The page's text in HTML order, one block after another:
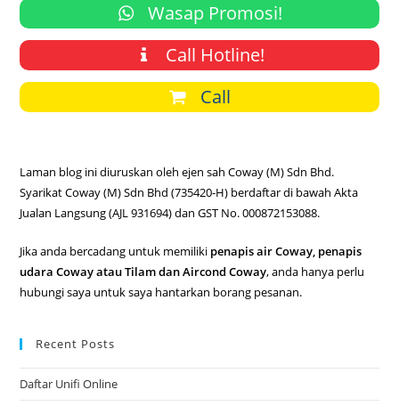
Wasap Promosi!
Call Hotline!
Call
Laman blog ini diuruskan oleh ejen sah Coway (M) Sdn Bhd.
Syarikat Coway (M) Sdn Bhd (735420-H) berdaftar di bawah Akta
Jualan Langsung (AJL 931694) dan GST No. 000872153088.
Jika anda bercadang untuk memiliki penapis air Coway, penapis
udara Coway atau Tilam dan Aircond Coway, anda hanya perlu
hubungi saya untuk saya hantarkan borang pesanan.
Recent Posts
Daftar Unifi Online